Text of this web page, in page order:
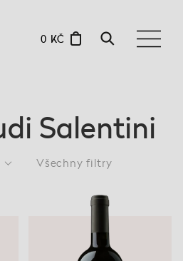
0 KČ
Salentini
Všechny filtry